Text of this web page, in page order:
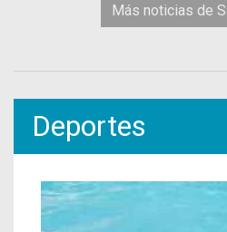
Más noticias de
Deportes